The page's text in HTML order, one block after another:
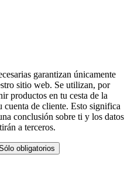
garantizan únicamente
sitio web. Se utilizan, por
productos en tu cesta de la
cuenta de cliente. Esto significa
conclusión sobre ti y los datos
a terceros.
obligatorios